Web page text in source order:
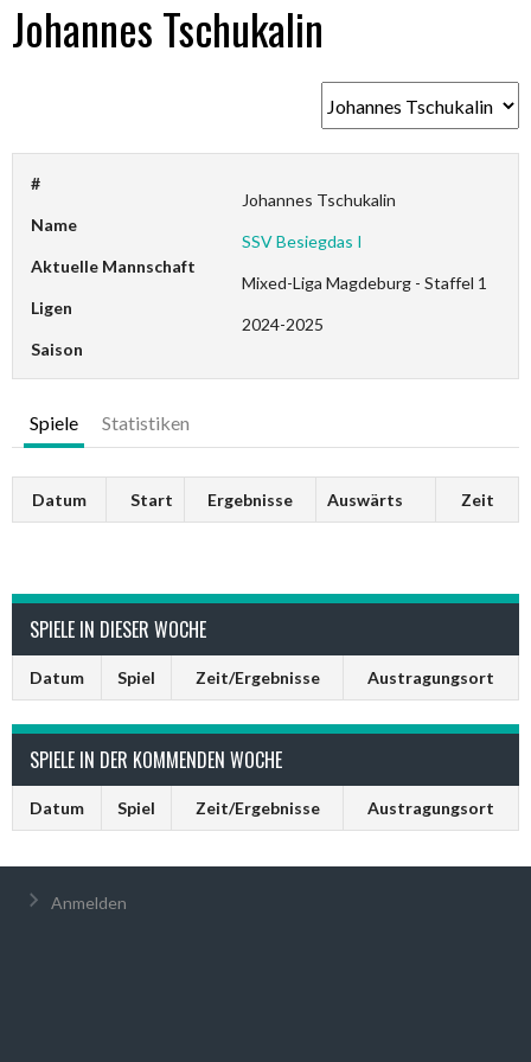
Johannes Tschukalin
#
Name
Johannes Tschukalin
Aktuelle Mannschaft
SSV Besiegdas I
Ligen
Mixed-Liga Magdeburg - Staffel 1
Saison
2024-2025
Spiele Statistiken
Datum Start Ergebnisse Auswärts Zeit
SPIELE IN DIESER WOCHE
Datum Spiel Zeit/Ergebnisse Austragungsort
SPIELE IN DER KOMMENDEN WOCHE
Datum Spiel Zeit/Ergebnisse Austragungsort
Anmelden